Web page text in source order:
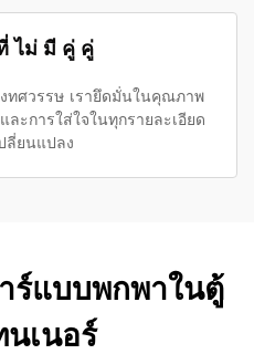
ไม่ มี คู่ คู่
ทศวรรษ เรายึดมั่นในคุณภาพ
การใส่ใจในทุกรายละเอียด
ลี่ยนแปลง
ร์แบบพกพาในตู้
นเนอร์